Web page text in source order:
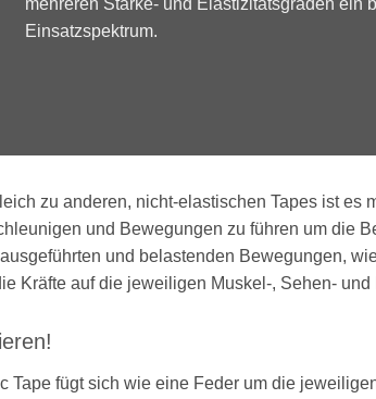
mehreren Stärke- und Elastizitätsgraden ein
Einsatzspektrum.
zu anderen, nicht-elastischen Tapes ist
und Bewegungen zu führen um die
und belastenden Bewegungen,
Kräfte auf die jeweiligen Muskel-, Sehen-
Tape fügt sich wie eine Feder um die